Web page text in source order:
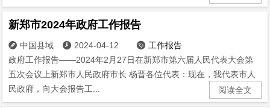
新郑市2024年政府工作报告
 中国县域  2024-04-12  工作报告
政府工作报告——2024年2月27日在新郑市第六届人民代表大会第
五次会议上新郑市人民政府市长 杨晋各位代表：现在，我代表市人
民政府，向大会报告工...
阅读全文